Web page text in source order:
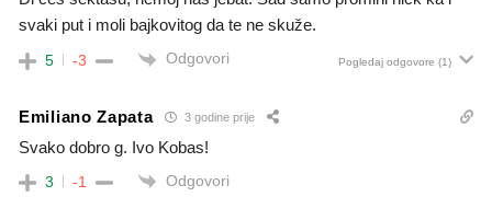
svaki put i moli bajkovitog da te ne skuže.
5 -3 Odgovori Pogledaj odgovore (1)
Emiliano Zapata 3 godine prije
Svako dobro g. Ivo Kobas!
3 -1 Odgovori